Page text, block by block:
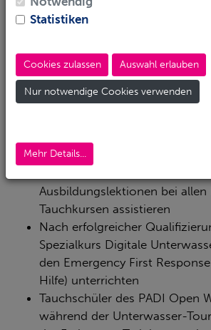
Tauchlehrer bei ihrer Arbeit mit
WILLKOMMEN IM TEAM!
Lerninhalt und Ausbildungsziele
Organisation und Führen von
Ausbildungslektionen bei allen
Tauchkursen assistieren
Nach erfolgreicher
Spezialkurs Digitale
den Emergency First
Hilfe) unterrichten
Tauchschüler des PADI Open
während der Unterwasser-
Statistiken
Cookies zulassen Auswahl erlauben
Nur notwendige Cookies verwenden
Mehr Details...